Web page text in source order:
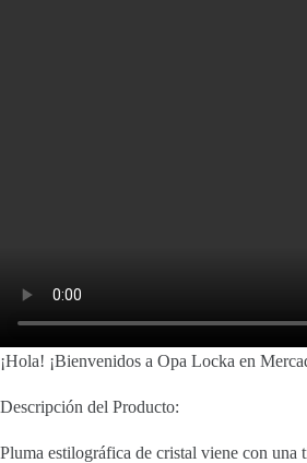
¡Hola! ¡Bienvenidos a Opa Locka en
Descripción del Producto:
Pluma estilográfica de cristal viene con una